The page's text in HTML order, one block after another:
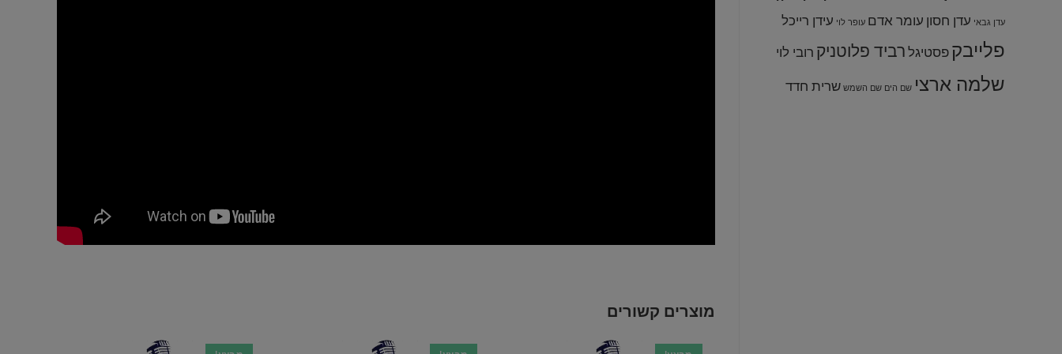
מוצרים קשורים
עדן גבאי עדן חסון עומר אדם עופר לוי עידן רייכל
פלייבקפסטיגלרביד פלוטניק רובי לוי
שלמה ארצי שם הים שם השמש שרית חדד